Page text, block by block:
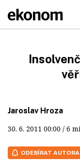
Jaroslav Hroza
30. 6. 2011 00:00 / 6
ODEBÍRAT AUTORA